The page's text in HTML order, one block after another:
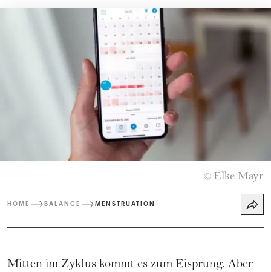
© Elke Mayr
HOME BALANCE MENSTRUATION
Mitten im Zyklus kommt es zum Eisprung. Aber